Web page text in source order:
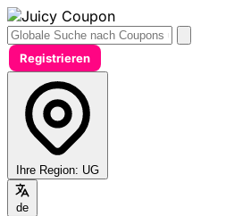
Registrieren
Ihre Region: UG
de